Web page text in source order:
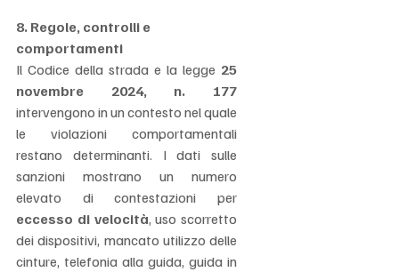
8. Regole, controlli e
comportamenti
Il Codice della strada e la legge 25
novembre 2024, n. 177
intervengono in un contesto nel quale
le violazioni comportamentali
restano determinanti. I dati sulle
sanzioni mostrano un numero
eccesso di velocità, uso scorretto
dei dispositivi, mancato utilizzo delle
cinture, telefonia alla guida, guida in